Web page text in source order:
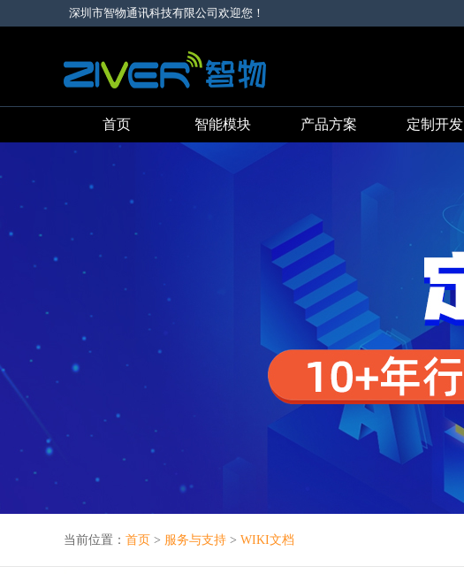
深圳市智物通讯科技有限公司欢迎您！
首页 智能模块 产品方案 定制开发
当前位置： 首页 > 服务与支持 > WIKI文档